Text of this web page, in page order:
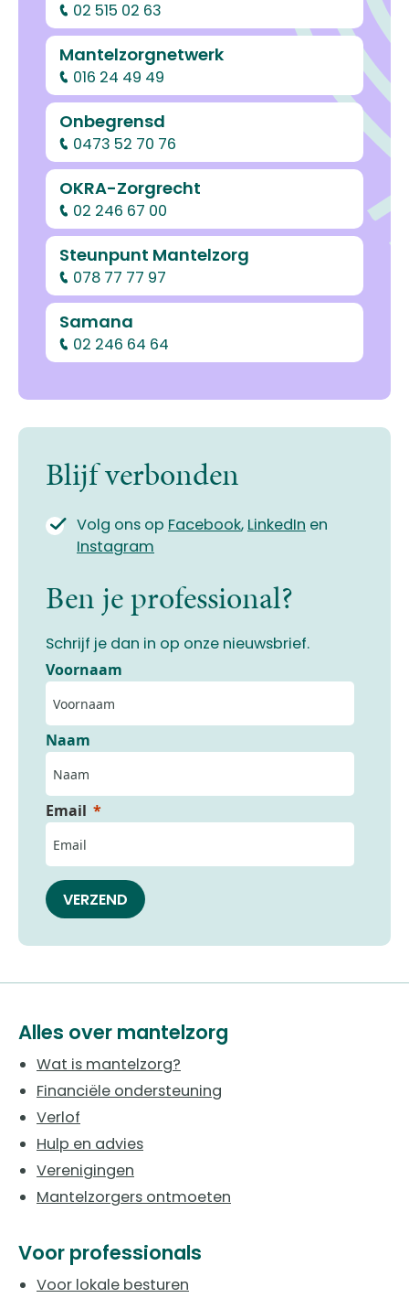
02 515 02 63
Mantelzorgnetwerk
016 24 49 49
Onbegrensd
0473 52 70 76
OKRA-Zorgrecht
02 246 67 00
Steunpunt Mantelzorg
078 77 77 97
Samana
02 246 64 64
Blijf verbonden
Volg ons op Facebook, LinkedIn en
Instagram
Ben je professional?
Schrijf je dan in op onze nieuwsbrief.
Voornaam
Naam
Email
VERZEND
Alles over mantelzorg
Wat is mantelzorg?
Financiële ondersteuning
Verlof
Hulp en advies
Verenigingen
Mantelzorgers ontmoeten
Voor professionals
Voor lokale besturen